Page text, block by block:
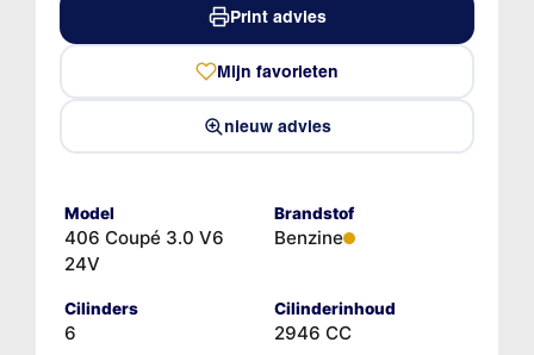
Print advies
Mijn favorieten
nieuw advies
Model
406 Coupé 3.0 V6
24V
Brandstof
Benzine
Cilinders
6
Cilinderinhoud
2946 CC